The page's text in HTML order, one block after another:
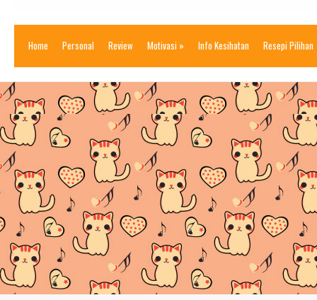
Home Personal Review Motivasi » Info Kesihatan Resepi Pilihan